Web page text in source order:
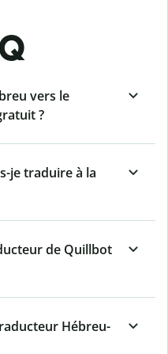
vers le
?
je traduire à la
de Quillbot
Hébreu-